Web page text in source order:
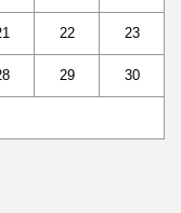
22 23
29 30